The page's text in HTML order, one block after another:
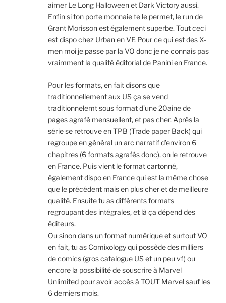
aimer Le Long Halloween et Dark Victory aussi.
Enfin si ton porte monnaie te le permet, le run de
Grant Morisson est également superbe. Tout ceci
est dispo chez Urban en VF. Pour ce qui est des X-
men moi je passe par la VO donc je ne connais pas
vraimment la qualité éditorial de Panini en France.
Pour les formats, en fait disons que
traditionnellement aux US ça se vend
traditionnelemt sous format d’une 20aine de
pages agrafé mensuellent, et pas cher. Après la
série se retrouve en TPB (Trade paper Back) qui
regroupe en général un arc narratif d’environ 6
chapitres (6 formats agrafés donc), on le retrouve
en France. Puis vient le format cartonné,
également dispo en France qui est la même chose
que le précédent mais en plus cher et de meilleure
qualité. Ensuite tu as différents formats
regroupant des intégrales, et là ça dépend des
éditeurs.
Ou sinon dans un format numérique et surtout VO
en fait, tu as Comixology qui possède des milliers
de comics (gros catalogue US et un peu vf) ou
encore la possibilité de souscrire à Marvel
Unlimited pour avoir accès à TOUT Marvel sauf les
6 derniers mois.